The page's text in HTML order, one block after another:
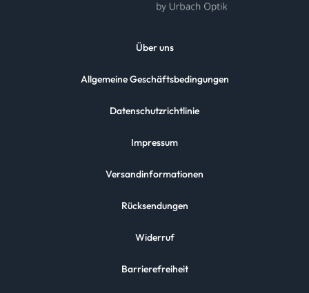
Über uns
Allgemeine Geschäftsbedingungen
Datenschutzrichtlinie
Impressum
Versandinformationen
Rücksendungen
Widerruf
Barrierefreiheit